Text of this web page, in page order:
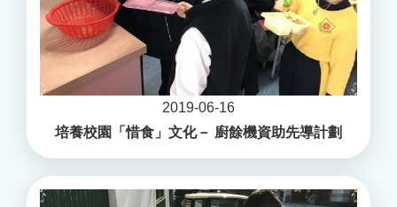
2019-06-16
培養校園「惜食」文化－ 廚餘機資助先導計劃